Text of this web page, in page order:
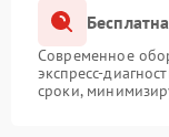
Современное
экспресс-
сроки,